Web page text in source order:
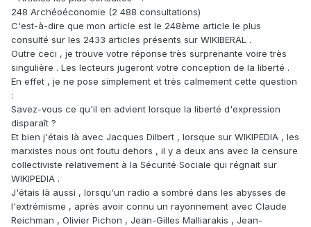
248 Archéoéconomie ‎(2 488 consultations)
C'est-à-dire que mon article est le 248ème article le plus
consulté sur les 2433 articles présents sur WIKIBERAL .
Outre ceci , je trouve votre réponse très surprenante voire très
singulière . Les lecteurs jugeront votre conception de la liberté .
En effet , je ne pose simplement et très calmement cette question
:
Savez-vous ce qu'il en advient lorsque la liberté d'expression
disparaît ?
Et bien j'étais là avec Jacques Dilbert , lorsque sur WIKIPEDIA , les
marxistes nous ont foutu dehors , il y a deux ans avec la censure
collectiviste relativement à la Sécurité Sociale qui régnait sur
WIKIPEDIA .
J'étais là aussi , lorsqu'un radio a sombré dans les abysses de
l'extrémisme , après avoir connu un rayonnement avec Claude
Reichman , Olivier Pichon , Jean-Gilles Malliarakis , Jean-